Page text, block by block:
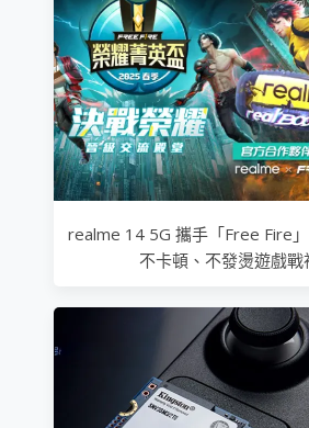
realme 14 5G 攜手「Free Fire
不卡頓、不發燙遊戲戰